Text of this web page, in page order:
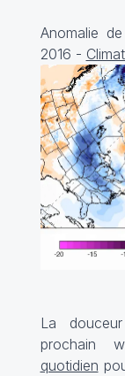
Anomalie
2016 -
La
prochain
quotidien